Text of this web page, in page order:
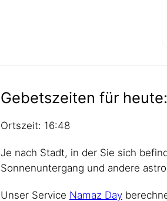
Gebetszeiten für
Ortszeit: 16:48
Je nach Stadt, in der Sie sich
Sonnenuntergang und andere
Unser Service Namaz Day